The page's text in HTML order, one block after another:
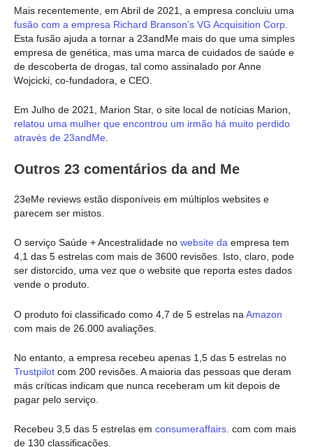
Mais recentemente, em Abril de 2021, a empresa concluiu uma
fusão com a empresa Richard Branson’s VG Acquisition Corp.
Esta fusão ajuda a tornar a 23andMe mais do que uma simples
empresa de genética, mas uma marca de cuidados de saúde e
de descoberta de drogas, tal como assinalado por Anne
Wojcicki, co-fundadora, e CEO.
Em Julho de 2021, Marion Star, o site local de notícias Marion,
relatou uma mulher que encontrou um irmão há muito perdido
através de 23andMe.
Outros 23 comentários da and Me
23eMe reviews estão disponíveis em múltiplos websites e
parecem ser mistos.
O serviço Saúde + Ancestralidade no website da empresa tem
4,1 das 5 estrelas com mais de 3600 revisões. Isto, claro, pode
ser distorcido, uma vez que o website que reporta estes dados
vende o produto.
O produto foi classificado como 4,7 de 5 estrelas na Amazon
com mais de 26.000 avaliações.
No entanto, a empresa recebeu apenas 1,5 das 5 estrelas no
Trustpilot com 200 revisões. A maioria das pessoas que deram
más críticas indicam que nunca receberam um kit depois de
pagar pelo serviço.
Recebeu 3,5 das 5 estrelas em consumeraffairs. com com mais
de 130 classificações.